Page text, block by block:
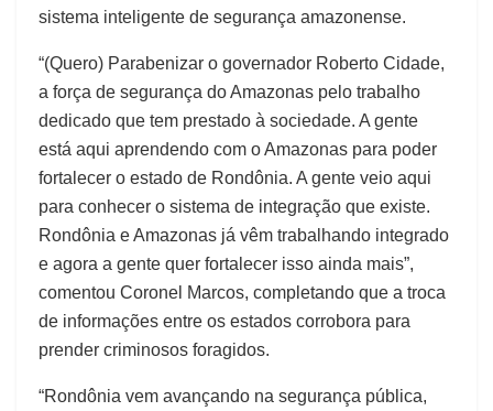
sistema inteligente de segurança amazonense.
“(Quero) Parabenizar o governador Roberto Cidade,
a força de segurança do Amazonas pelo trabalho
dedicado que tem prestado à sociedade. A gente
está aqui aprendendo com o Amazonas para poder
fortalecer o estado de Rondônia. A gente veio aqui
para conhecer o sistema de integração que existe.
Rondônia e Amazonas já vêm trabalhando integrado
e agora a gente quer fortalecer isso ainda mais”,
comentou Coronel Marcos, completando que a troca
de informações entre os estados corrobora para
prender criminosos foragidos.
“Rondônia vem avançando na segurança pública,